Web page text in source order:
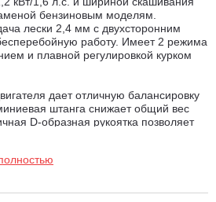
бензиновым моделям.
лески 2,4 мм с двухсторонним
работу. Имеет 2 режима
и плавной регулировкой курком
дает отличную балансировку
штанга снижает общий вес
D-образная рукоятка позволяет
нагрузку и делает работу более